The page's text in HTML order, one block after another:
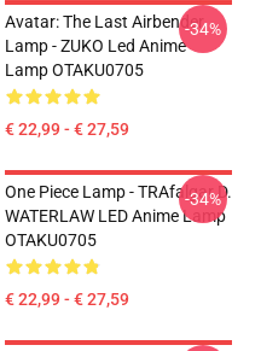
Avatar: The Last Airbender
Lamp - ZUKO Led Anime
Lamp OTAKU0705
€ 22,99 - € 27,59
-34%
One Piece Lamp - TRAfalgar D.
WATERLAW LED Anime Lamp
OTAKU0705
€ 22,99 - € 27,59
-34%